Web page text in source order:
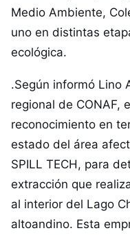
Medio Ambiente,
uno en distintas
ecológica.
.Según informó Lino
regional de CONAF,
reconocimiento en
estado del área
SPILL TECH, para
extracción que
al interior del Lago
altoandino. Esta